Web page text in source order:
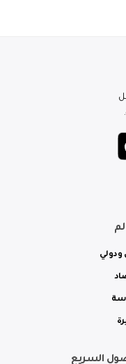
ودولي
السريع